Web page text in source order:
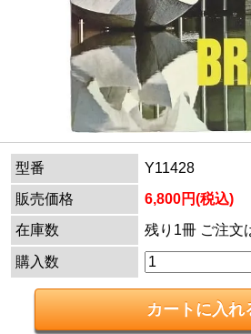
型番
Y11428
販売価格
6,800円(税込)
在庫数
残り1冊 ご注文
購入数